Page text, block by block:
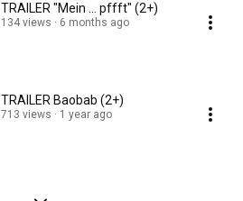
TRAILER "Mein ... pffft" (2+)
134 views 6 months ago
TRAILER Baobab (2+)
713 views 1 year ago